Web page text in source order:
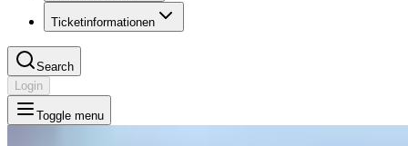
Ticketinformationen
Search
Login
Toggle menu